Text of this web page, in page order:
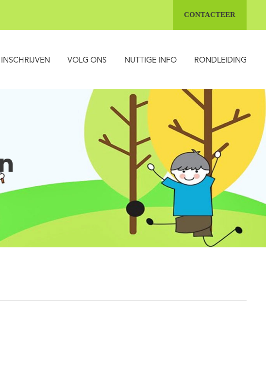
CONTACTEER
INSCHRIJVEN VOLG ONS NUTTIGE INFO RONDLEIDING